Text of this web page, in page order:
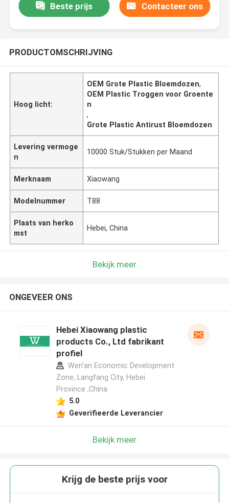
Beste prijs Contacteer ons
PRODUCTOMSCHRIJVING
Hoog licht:
OEM Grote Plastic Bloemdozen,
OEM Plastic Troggen voor Groente
n
,
Grote Plastic Antirust Bloemdozen
Levering vermoge
n
10000 Stuk/Stukken per Maand
Merknaam Xiaowang
Modelnummer T88
Plaats van herko
mst
Hebei, China
Bekijk meer
ONGEVEER ONS
Hebei Xiaowang plastic
products Co., Ltd fabrikant
profiel
Wen'an Economic Development
Zone, Langfang City, Hebei
Province ,China
5.0
Geverifieerde Leverancier
Bekijk meer
Krijg de beste prijs voor